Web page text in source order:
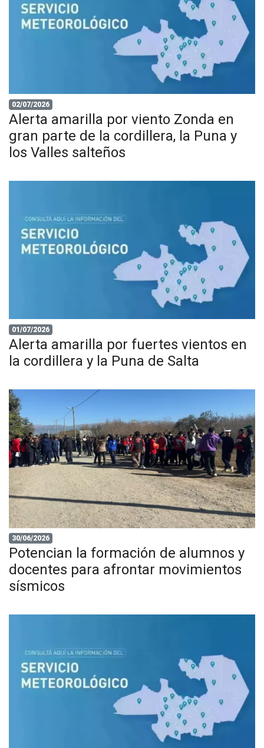
02/07/2026
Alerta amarilla por viento Zonda en
gran parte de la cordillera, la Puna y
los Valles salteños
01/07/2026
Alerta amarilla por fuertes vientos en
la cordillera y la Puna de Salta
30/06/2026
Potencian la formación de alumnos y
docentes para afrontar movimientos
sísmicos